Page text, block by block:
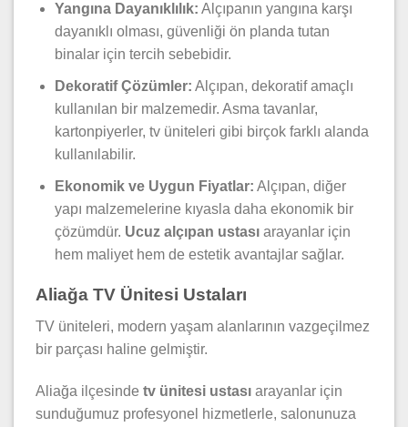
Yangına Dayanıklılık: Alçıpanın yangına karşı
dayanıklı olması, güvenliği ön planda tutan
binalar için tercih sebebidir.
Dekoratif Çözümler: Alçıpan, dekoratif amaçlı
kullanılan bir malzemedir. Asma tavanlar,
kartonpiyerler, tv üniteleri gibi birçok farklı alanda
kullanılabilir.
Ekonomik ve Uygun Fiyatlar: Alçıpan, diğer
yapı malzemelerine kıyasla daha ekonomik bir
çözümdür. Ucuz alçıpan ustasıarayanlar için
hem maliyet hem de estetik avantajlar sağlar.
Aliağa TV Ünitesi Ustaları
TV üniteleri, modern yaşam alanlarının vazgeçilmez
bir parçası haline gelmiştir.
Aliağa ilçesinde tv ünitesi ustası arayanlar için
sunduğumuz profesyonel hizmetlerle, salonunuza